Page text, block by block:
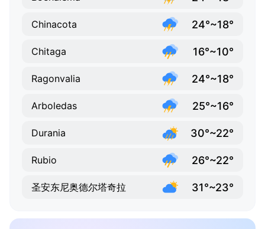
Chinacota 24°~18°
Chitaga 16°~10°
Ragonvalia 24°~18°
Arboledas 25°~16°
Durania 30°~22°
Rubio 26°~22°
圣安东尼奥德尔塔奇拉 31°~23°